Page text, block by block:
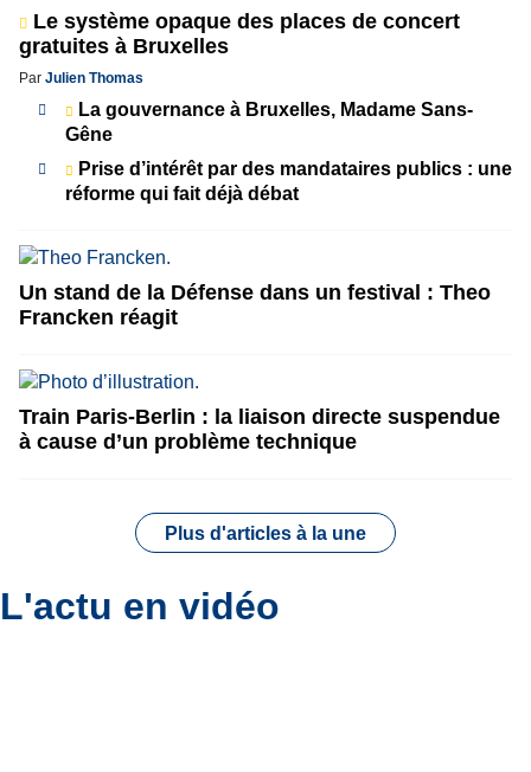
Le système opaque des places de concert
gratuites à Bruxelles
Par Julien Thomas
La gouvernance à Bruxelles, Madame Sans-
Gêne
Prise d’intérêt par des mandataires publics : une
réforme qui fait déjà débat
Un stand de la Défense dans un festival : Theo
Francken réagit
Train Paris-Berlin : la liaison directe suspendue
à cause d’un problème technique
Plus d'articles à la une
L'actu en vidéo